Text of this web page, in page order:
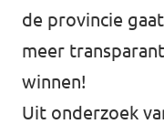
de provincie
meer
winnen!
Uit onderzoek